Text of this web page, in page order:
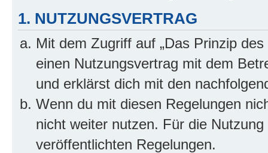
1. NUTZUNGSVERTRAG
Mit dem Zugriff auf „Das Prinzip
einen Nutzungsvertrag mit dem
und erklärst dich mit den
Wenn du mit diesen Regelungen
nicht weiter nutzen. Für die
veröffentlichten Regelungen.